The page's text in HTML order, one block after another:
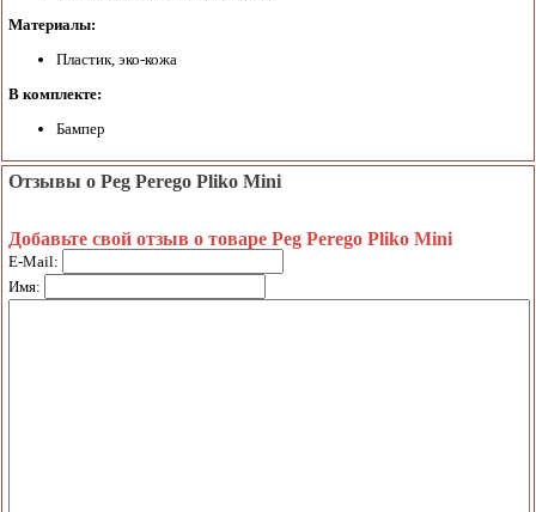
Материалы:
Пластик, эко-кожа
В комплекте:
Бампер
Отзывы о Peg Perego Pliko Mini
Добавьте свой отзыв о товаре Peg Perego Pliko Mini
E-Mail:
Имя: